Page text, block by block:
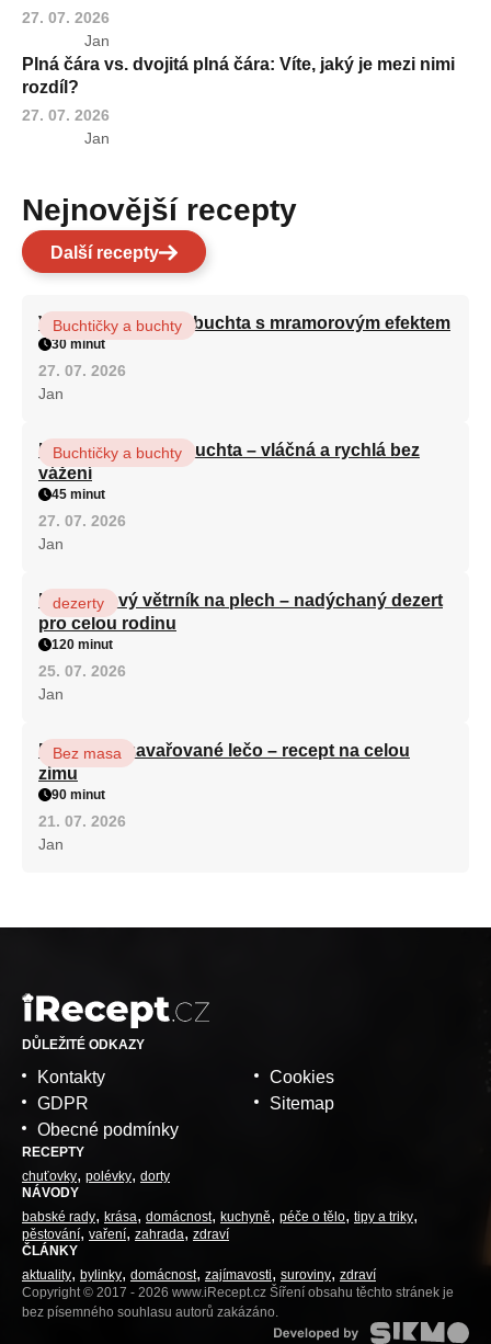
27. 07. 2026
Jan
Plná čára vs. dvojitá plná čára: Víte, jaký je mezi nimi
rozdíl?
27. 07. 2026
Jan
Nejnovější recepty
Další recepty
Vláčná olejová litá buchta s mramorovým efektem
Buchtičky a buchty
30 minut
27. 07. 2026
Jan
Hrnková maková buchta – vláčná a rychlá bez
vážení
Buchtičky a buchty
45 minut
27. 07. 2026
Jan
Karamelový větrník na plech – nadýchaný dezert
pro celou rodinu
dezerty
120 minut
25. 07. 2026
Jan
Babiččino zavařované lečo – recept na celou
zimu
Bez masa
90 minut
21. 07. 2026
Jan
DŮLEŽITÉ ODKAZY
Kontakty
GDPR
Obecné podmínky
Cookies
Sitemap
RECEPTY
chuťovky polévky dorty
NÁVODY
babské rady
krása domácnost kuchyně péče o tělo tipy a triky
pěstování vaření zahrada zdraví
ČLÁNKY
aktuality
bylinky domácnost zajímavosti suroviny zdraví
Copyright © 2017 - 2026 www.iRecept.cz Šíření obsahu těchto stránek je
bez písemného souhlasu autorů zakázáno.